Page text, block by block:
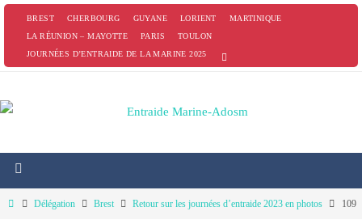
PasserBREST CHERBOURG GUYANE LORIENT
MARTINIQUE
LA RÉUNION – MAYOTTE
PARIS
TOULON
JOURNÉES D’ENTRAIDE DE LA MARINE 2025
HomeDélégation Brest Retour sur les journées d’entraide 2023 en photos 109